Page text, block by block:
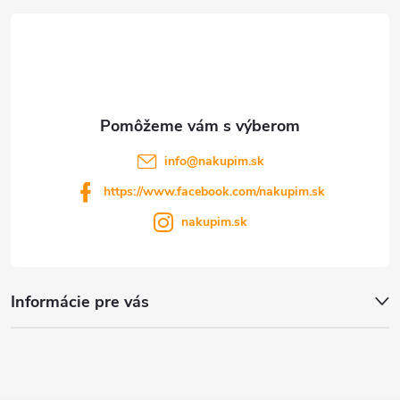
Informácie pre vás
info@nakupim.sk
https://www.facebook.com/nakupim.sk
nakupim.sk